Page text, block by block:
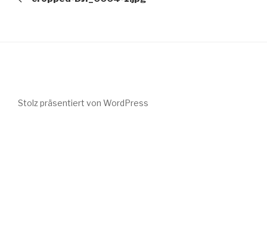
Stolz präsentiert von WordPress